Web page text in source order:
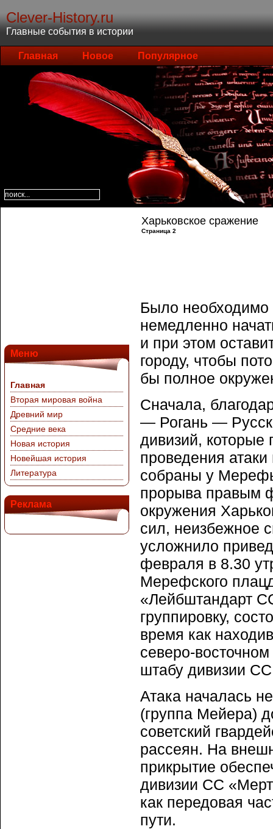
Clever-History.ru
Главные события в истории
Главная Новое Популярное
Меню
Главная
Вторая мировая война
Древний мир
Средние века
Новая история
Новейшая история
Литература
Реклама
Харьковское сражение
Страница 2
Было необходимо
немедленно
и при этом
городу, чтобы
бы полное
Сначала,
— Рогань —
дивизий, которые
проведения
собраны у
прорыва правым
окружения
сил, неизбежное
усложнило
февраля в 8.30
Мерефского
«Лейбштандарт
группировку,
время как
северо-
штабу дивизии
Атака началась
(группа Мейера)
советский
рассеян. На
прикрытие
дивизии СС
как передовая
пути.